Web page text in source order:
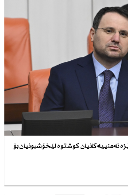
ئەمنییەكانیان كوشتوە لێخۆشبونیان بۆ